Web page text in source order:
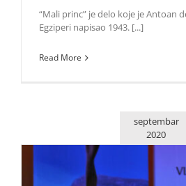
“Mali princ” je delo koje je Antoan
Egziperi napisao 1943. [...]
Read More
septembar
2020